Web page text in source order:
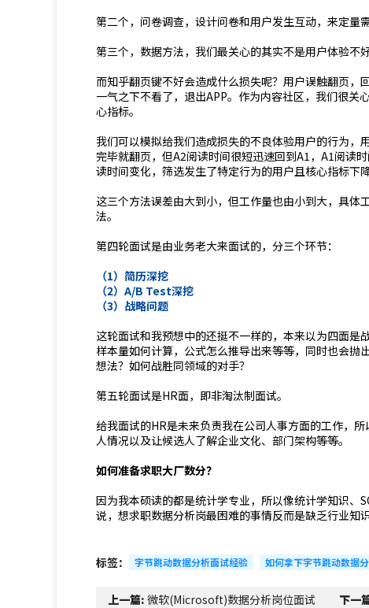
第二个，问卷调查，设计问卷和用户发生互动，来定量
第三个，数据方法，我们最关心的其实不是用户体验不
而知乎翻页键不好会造成什么损失呢？用户误触翻页，
一气之下不看了，退出APP。作为内容社区，我们很
心指标。
我们可以模拟给我们造成损失的不良体验用户的行为，
完毕就翻页，但A2阅读时间很短迅速回到A1，A1阅读
读时间变化，筛选发生了特定行为的用户且核心指标下
这三个方法误差由大到小，但工作量也由小到大，具
法。
第四轮面试是由业务老大来面试的，分三个环节：
（1）简历深挖
（2）A/B Test深挖
（3）战略问题
这轮面试和我预想中的还挺不一样的，本来以为四面
样本量如何计算，公式怎么推导出来等等，同时也会抛
想法？如何战胜同领域的对手？
第五轮面试是HR面，即非淘汰制面试。
给我面试的HR是未来负责我在公司人事方面的工作，
人情况以及让候选人了解企业文化、部门架构等等。
如何准备求职大厂数分？
因为我本硕读的都是统计学专业，所以像统计学知识
说，想求职数据分析岗最困难的事情反而是缺乏行业知
标签： 字节跳动数据分析面试经验 如何拿下字节跳动数据
上一篇: 微软(Microsoft)数据分析岗位面试
下一